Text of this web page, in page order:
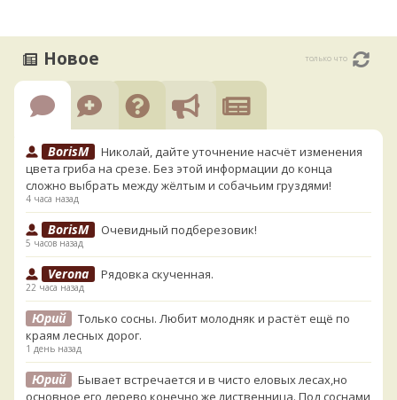
Новое только что
BorisM
Николай, дайте уточнение насчёт изменения
цвета гриба на срезе. Без этой информации до конца
сложно выбрать между жёлтым и собачьим груздями!
4 часа назад
BorisM Очевидный подберезовик!
5 часов назад
Verona Рядовка скученная.
22 часа назад
Юрий
Только сосны. Любит молодняк и растёт ещё по
краям лесных дорог.
1 день назад
Юрий
Бывает встречается и в чисто еловых лесах,но
основное его дерево конечно же лиственница. Под соснами